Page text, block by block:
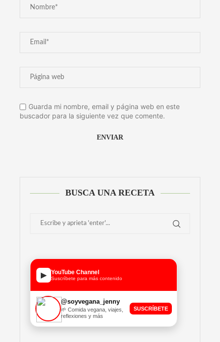
Guarda mi nombre, email y página web en este
buscador para la siguiente vez que comente.
BUSCA UNA RECETA
▶ YouTube Channel
Suscríbete para más contenido
@soyvegana_jenny
🌱 Comida vegana, viajes,
reflexiones y más
SUSCRÍBETE